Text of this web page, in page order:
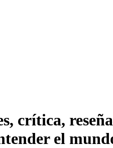
crítica,
el